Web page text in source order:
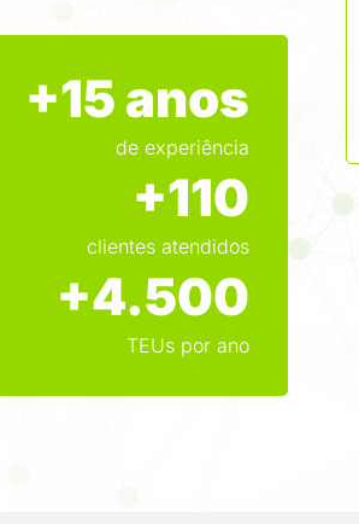
+15anos
de experiência
+110
clientes atendidos
+4.500
TEUs por ano